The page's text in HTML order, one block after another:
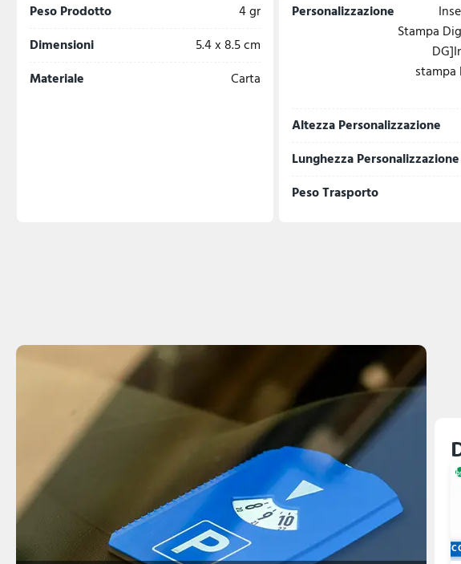
Peso Prodotto
4 gr
Dimensioni
5.4 x 8.5 cm
Materiale
Carta
Personalizzazione
Stampa
Altezza Personalizzazione
Lunghezza Personalizzazione
Peso Trasporto